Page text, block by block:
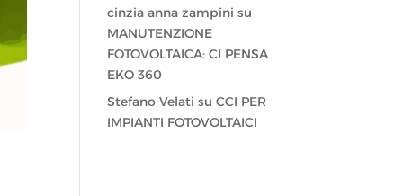
cinzia anna zampini su
MANUTENZIONE
FOTOVOLTAICA: CI PENSA
EKO 360
Stefano Velati suCCI PER
IMPIANTI FOTOVOLTAICI